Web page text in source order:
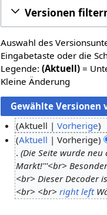
Versionen
Auswahl des
Eingabetaste oder die
Legende:(Aktuell) =
Kleine Änderung
9
Aktuell Vorherige
K
e
i
n
e
B
Aktuell Vorherige
Die Seite wurde
Markt!'''<br>
<br> Dieser Decoder
<br> <br> right left